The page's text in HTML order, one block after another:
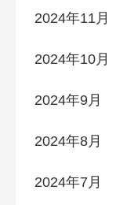
2024年11月
2024年10月
2024年9月
2024年8月
2024年7月